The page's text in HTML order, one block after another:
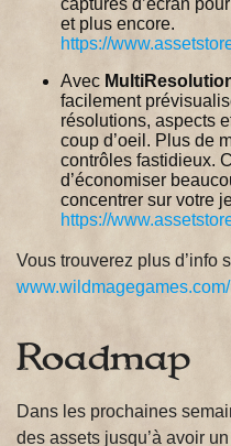
captures d’écran
et plus encore.
https://
Avec
facilement
résolutions, aspects
coup d’oeil. Plus de
contrôles fastidieux.
d’économiser
concentrer sur votre
https://
Vous trouverez plus d’info
Roadmap
Dans les prochaines
des assets jusqu’à avoir